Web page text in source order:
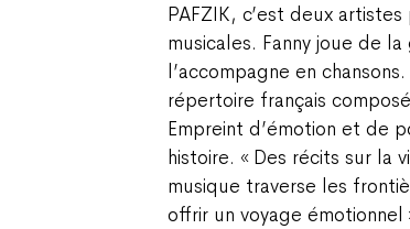
PAFZIK, c’est deux
musicales. Fanny joue de
l’accompagne en
répertoire français
Empreint d’émotion et de
histoire. « Des récits sur la
musique traverse les
offrir un voyage émotionnel